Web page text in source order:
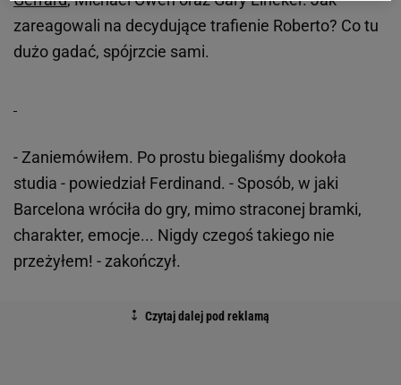
zareagowali na decydujące trafienie Roberto? Co tu
dużo gadać, spójrzcie sami.
- Zaniemówiłem. Po prostu biegaliśmy dookoła
studia - powiedział Ferdinand. - Sposób, w jaki
Barcelona wróciła do gry, mimo straconej bramki,
charakter, emocje... Nigdy czegoś takiego nie
przeżyłem! - zakończył.